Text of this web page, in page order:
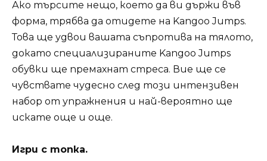
Ако търсите нещо, което да ви държи във
форма, трябва да отидете на Kangoo Jumps.
Това ще удвои вашата съпротива на тялото,
докато специализираните Kangoo Jumps
обувки ще премахнат стреса. Вие ще се
чувствате чудесно след този интензивен
набор от упражнения и най-вероятно ще
искате още и още.
Игри с топка.